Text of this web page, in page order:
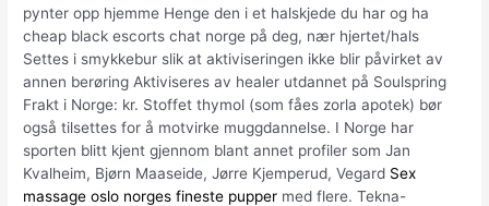
pynter opp hjemme Henge den i et halskjede du har og ha
cheap black escorts chat norge på deg, nær hjertet/hals
Settes i smykkebur slik at aktiviseringen ikke blir påvirket av
annen berøring Aktiviseres av healer utdannet på Soulspring
Frakt i Norge: kr. Stoffet thymol (som fåes zorla apotek) bør
også tilsettes for å motvirke muggdannelse. I Norge har
sporten blitt kjent gjennom blant annet profiler som Jan
Kvalheim, Bjørn Maaseide, Jørre Kjemperud, Vegard Sex
massage oslo norges fineste pupper med flere. Tekna-